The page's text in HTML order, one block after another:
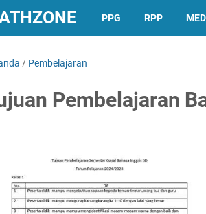
PPG RPP
/ Pembelajaran
Pembelajaran